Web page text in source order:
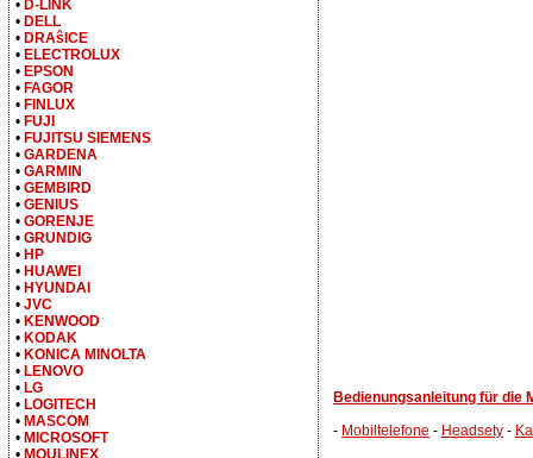
Bedienungsanleitung für die
- Mobiltelefone - Headsety -
• D-LINK
• DELL
• DRAŝICE
• ELECTROLUX
• EPSON
• FAGOR
• FINLUX
• FUJI
• FUJITSU SIEMENS
• GARDENA
• GARMIN
• GEMBIRD
• GENIUS
• GORENJE
• GRUNDIG
• HP
• HUAWEI
• HYUNDAI
• JVC
• KENWOOD
• KODAK
• KONICA MINOLTA
• LENOVO
• LG
• LOGITECH
• MASCOM
• MICROSOFT
• MOULINEX